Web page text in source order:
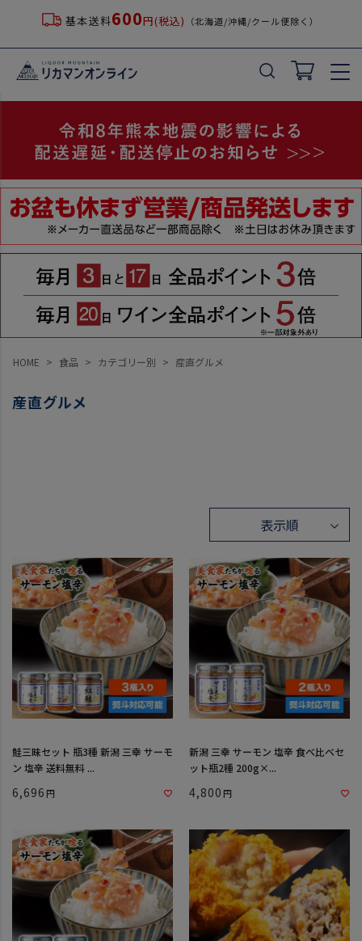
基本送料600円(税込) （北海道/沖縄/クール便除く）
HOME 食品 カテゴリー別 産直グルメ
産直グルメ
鮭三昧セット 瓶3種 新潟 三幸 サーモ
ン 塩辛 送料無料 ...
6,696
新潟 三幸 サーモン 塩辛 食べ比べセ
ット瓶2種 200g×...
4,800